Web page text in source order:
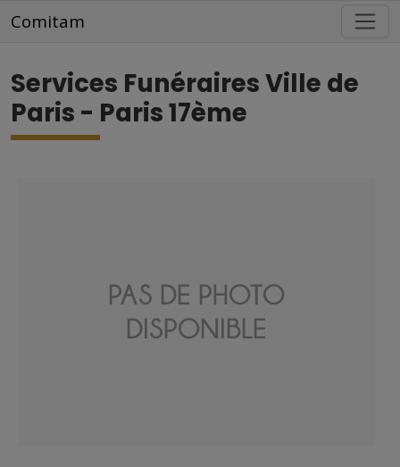
Comitam
Services Funéraires Ville de
Paris - Paris 17ème